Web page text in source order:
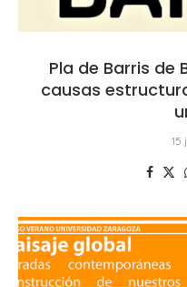
Pla de Barris de
causas
15